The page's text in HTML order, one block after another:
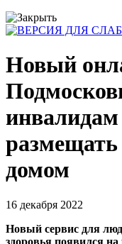
Новый
инвалидам
домом
16 декабря 2022
Новый сервис для
здоровья появился на